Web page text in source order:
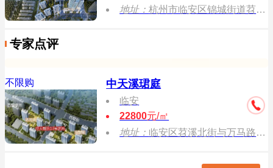
地址：杭州市临安区锦城街道苕溪南街与横潭路交叉口
专家点评
不限购 中天溪珺庭
临安
22800元/㎡
地址： 临安区苕溪北街与万马路交叉口往西约200米